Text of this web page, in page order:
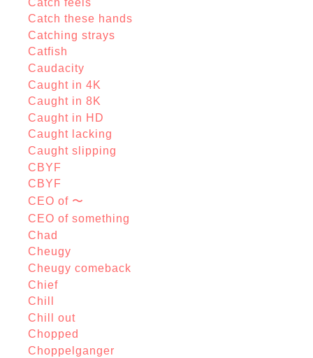
Catch these hands
Catching strays
Catfish
Caudacity
Caught in 4K
Caught in 8K
Caught in HD
Caught lacking
Caught slipping
CBYF
CBYF
CEO of 〜
CEO of something
Chad
Cheugy
Cheugy comeback
Chief
Chill
Chill out
Chopped
Choppelganger